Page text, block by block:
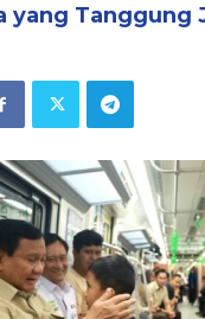
yang Tanggung